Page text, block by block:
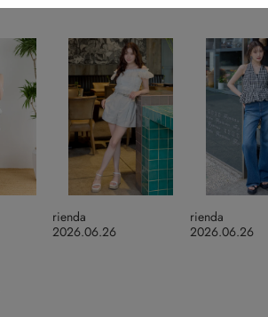
2026.06.26
rienda
2026.06.26
rienda